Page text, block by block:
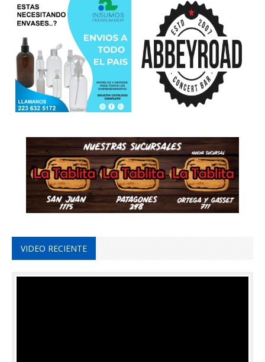
VIDEO RECIENTE